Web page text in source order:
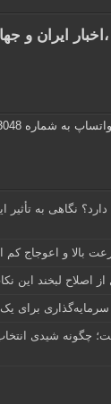
ایران و
در ارتباط باشید
دارد؟ نگاهی به
بالا و اعوجاج کم
اصلاح لبخند این
برای یک
چگونه شیدی